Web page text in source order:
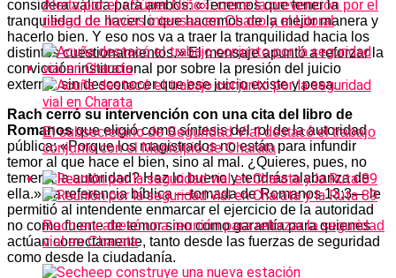
considera válida para ambos: «Tenemos que tener la
tranquilidad de hacer lo que hacemos de la mejor manera y
hacerlo bien. Y eso nos va a traer la tranquilidad hacia los
distintos cuestionamientos.» El mensaje apuntó a reforzar la
convicción institucional por sobre la presión del juicio
externo, sin desconocer que ese juicio existe y pesa.
Rach cerró su intervención con una cita del libro de
Romanosque eligió como síntesis del rol de la autoridad
pública: «Porque los magistrados no están para infundir
temor al que hace el bien, sino al mal. ¿Quieres, pues, no
temer a la autoridad? Haz lo bueno y tendrás alabanza de
ella.» La referencia bíblica —tomada de Romanos 13:3— le
permitió al intendente enmarcar el ejercicio de la autoridad
no como fuente de temor sino como garantía para quienes
actúan correctamente, tanto desde las fuerzas de seguridad
como desde la ciudadanía.
Alerta por el «Súper Niño»: crece la prevención por el
riesgo de lluvias intensas en Chaco y el Litoral
El subsecretario de Seguridad Vial destacó el trabajo
conjunto con el Municipio de Charata
Rach encabezó una reunión para reforzar la seguridad
vial en Charata